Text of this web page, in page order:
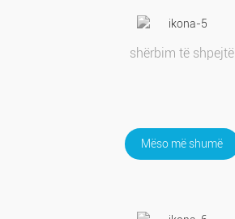
shërbim të shpejtë
Mëso më shumë